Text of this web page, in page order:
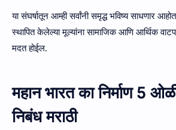
या संघर्षातून आम्ही सर्वांनी समृद्ध भविष्य साधणार
स्थापित केलेल्या मूल्यांना सामाजिक आणि आर्थिक
मदत होईल.
महान भारत का निर्माण 5
निबंध मराठी